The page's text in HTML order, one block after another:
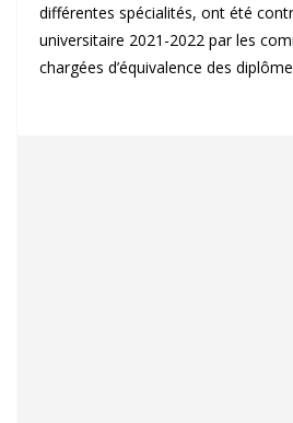
différentes spécialités, ont été
universitaire 2021-2022 par les
chargées d’équivalence des